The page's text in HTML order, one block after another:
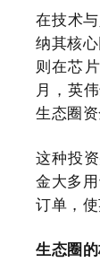
在技术
纳其核
则在芯
月，英
生态圈
这种投
金大多
订单，
生态圈